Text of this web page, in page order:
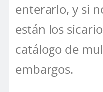
enterarlo, y si
están los
catálogo de
embargos.